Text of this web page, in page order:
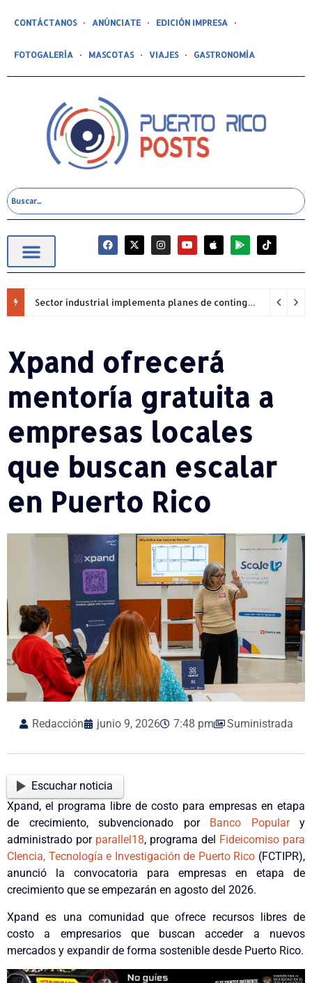
CONTÁCTANOS ANÚNCIATE EDICIÓN IMPRESA
FOTOGALERÍA MASCOTAS VIAJES GASTRONOMÍA
Sector industrial implementa planes de contingencia ante racionamiento de agua y hace un llamado a la eficiencia infraestructural
Xpand ofrecerá
mentoría gratuita a
empresas locales
que buscan escalar
en Puerto Rico
Redacción junio 9, 2026 7:48 pm Suministrada
Escuchar noticia
Xpand, el programa libre de costo para empresas en etapa
de crecimiento, subvencionado por
Banco Populary
administrado por parallel18, programa del Fideicomiso para
CIencia, Tecnología e Investigación de Puerto Rico (FCTIPR),
anunció la convocatoria para empresas en etapa de
crecimiento que se empezarán en agosto del 2026.
Xpand es una comunidad que ofrece recursos libres de
costo a empresarios que buscan acceder a nuevos
mercados y expandir de forma sostenible desde Puerto Rico.